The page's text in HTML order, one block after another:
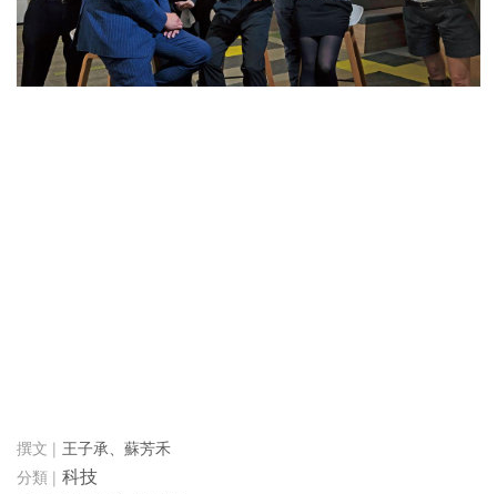
王子承、蘇芳禾
科技